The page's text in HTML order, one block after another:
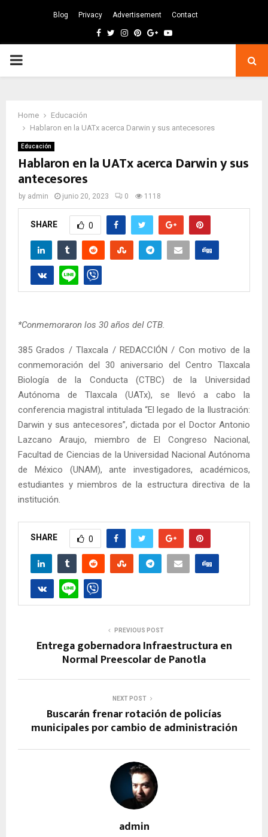
Blog Privacy Advertisement Contact
Facebook
TwitterInstagram
Pinterest
GoogleYoutube
PRIMARY
Home
Educación
Hablaron en la UATx acerca Darwin y sus antecesores
Educación
Hablaron en la UATx acerca Darwin y sus
antecesores
by admin junio 20, 2023 0 1118
SHARE 0
*Conmemoraron los 30 años del CTB.
385 Grados / Tlaxcala / REDACCIÓN / Con motivo de la
conmemoración del 30 aniversario del Centro Tlaxcala
Biología de la Conducta (CTBC) de la Universidad
Autónoma de Tlaxcala (UATx), se llevó a cabo la
conferencia magistral intitulada “El legado de la Ilustración:
Darwin y sus antecesores”, dictada por el Doctor Antonio
Lazcano Araujo, miembro de El Congreso Nacional,
Facultad de Ciencias de la Universidad Nacional Autónoma
de México (UNAM), ante investigadores, académicos,
estudiantes y miembros de la estructura directiva de la
institución.
SHARE 0
PREVIOUS POST
Entrega gobernadora Infraestructura en
Normal Preescolar de Panotla
NEXT POST
Buscarán frenar rotación de policías
municipales por cambio de administración
admin